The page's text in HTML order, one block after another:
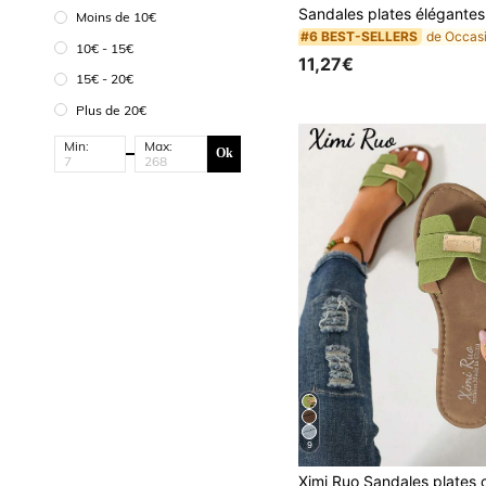
Moins de 10€
10€ - 15€
15€ - 20€
Plus de 20€
Min: Max: Ok
#6 BEST-SELLERS
11,27€
9